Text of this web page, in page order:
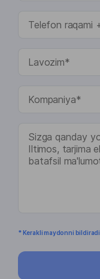
* Kerakli maydonni bildiradi